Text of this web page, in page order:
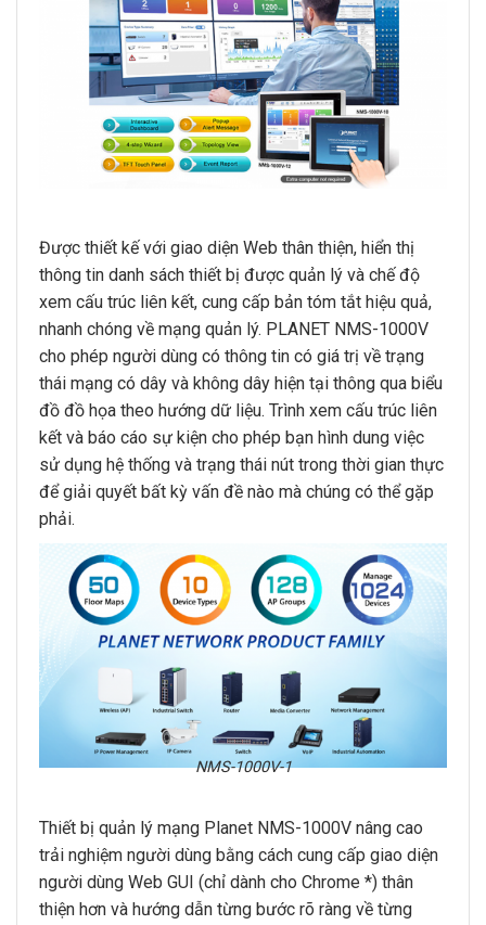
Được thiết kế với giao diện Web thân thiện, hiển thị
thông tin danh sách thiết bị được quản lý và chế độ
xem cấu trúc liên kết, cung cấp bản tóm tắt hiệu quả,
nhanh chóng về mạng quản lý. PLANET NMS-1000V
cho phép người dùng có thông tin có giá trị về trạng
thái mạng có dây và không dây hiện tại thông qua biểu
đồ đồ họa theo hướng dữ liệu. Trình xem cấu trúc liên
kết và báo cáo sự kiện cho phép bạn hình dung việc
sử dụng hệ thống và trạng thái nút trong thời gian thực
để giải quyết bất kỳ vấn đề nào mà chúng có thể gặp
phải.
NMS-1000V-1
Thiết bị quản lý mạng Planet NMS-1000V nâng cao
trải nghiệm người dùng bằng cách cung cấp giao diện
người dùng Web GUI (chỉ dành cho Chrome *) thân
thiện hơn và hướng dẫn từng bước rõ ràng về từng